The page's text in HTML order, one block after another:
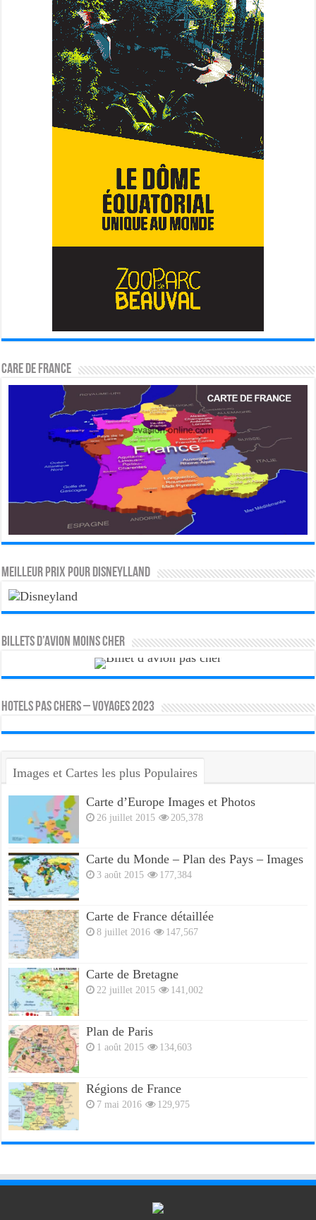
CARE DE FRANCE
MEILLEUR PRIX POUR DISNEYLLAND
Billets d’avion moins cher
HOTELS PAS CHERS – VOYAGES 2023
Images et Cartes les plus Populaires
Carte d’Europe Images et Photos
26 juillet 2015 205,378
Carte du Monde – Plan des Pays – Images
3 août 2015 177,384
Carte de France détaillée
8 juillet 2016 147,567
Carte de Bretagne
22 juillet 2015 141,002
Plan de Paris
1 août 2015 134,603
Régions de France
7 mai 2016 129,975